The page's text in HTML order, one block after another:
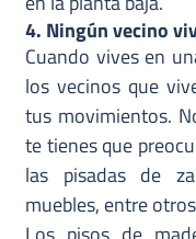
4. Ningún vecino
Cuando vives en
los vecinos que
tus movimientos.
te tienes que
las pisadas de
muebles, entre